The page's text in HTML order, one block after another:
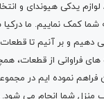
لوازم یدکی هیوندای و
شما کمک نماییم. ما
می دهیم و بر آنیم تا
های فراوانی از قطعات،
فراهم نموده ایم در
منزل شما انجام می